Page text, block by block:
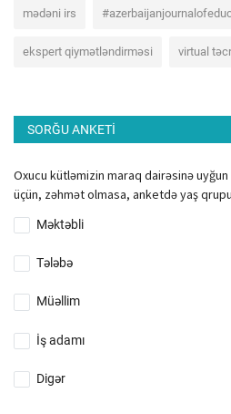
mədəni irs
ekspert qiymətləndirməsi virtual
SORĞU ANKETI
Oxucu kütləmizin maraq dairəsinə
üçün, zəhmət olmasa, anketdə yaş
Məktəbli
Tələbə
Müəllim
İş adamı
Digər